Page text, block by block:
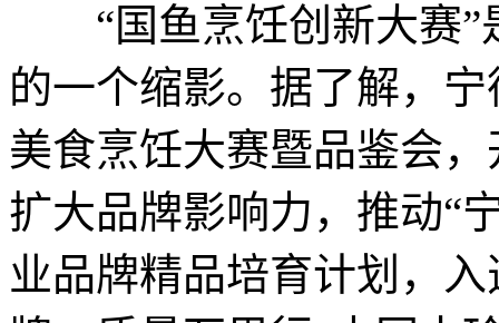
“国鱼烹饪创新大赛”
的一个缩影。据了解，
美食烹饪大赛暨品鉴会
扩大品牌影响力，推动“
业品牌精品培育计划，